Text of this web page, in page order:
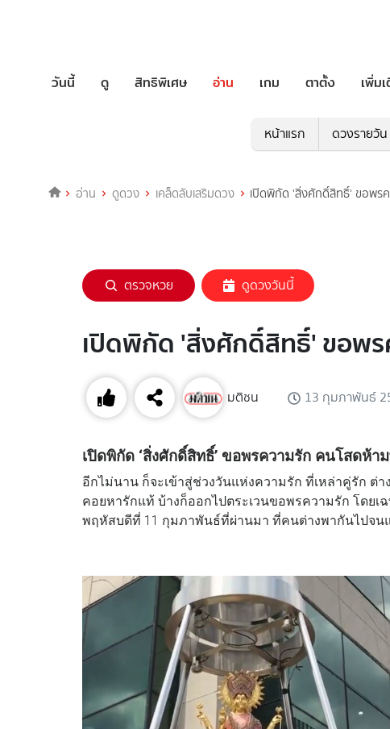
วันนี้ ดู สิทธิพิเศษ อ่าน เกม ตาตั้ง เพิ่ม
หน้าแรก ดวงรายวัน
อ่าน ดูดวง เคล็ดลับเสริมดวง เปิดพิกัด 'สิ่งศักดิ์สิทธิ์' ขอพร
ตรวจหวย ดูดวงวันนี้
เปิดพิกัด 'สิ่งศักดิ์สิทธิ์' ขอพร
มติชน 13 กุมภาพันธ์
เปิดพิกัด ‘สิ่งศักดิ์สิทธิ์’ ขอพรความรัก คนโสดห้า
อีกไม่นาน ก็จะเข้าสู่ช่วงวันแห่งความรัก ที่เหล่าคู่รัก ต่
คอยหารักแท้ บ้างก็ออกไปตระเวนขอพรความรัก โดย
พฤหัสบดีที่ 11 กุมภาพันธ์ที่ผ่านมา ที่คนต่างพากันไปจน